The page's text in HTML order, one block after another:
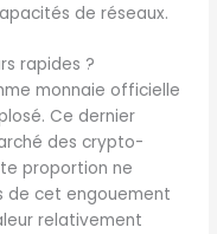
de réseaux.
rapides ?
monnaie officielle
Ce dernier
des crypto-
proportion ne
de cet engouement
relativement